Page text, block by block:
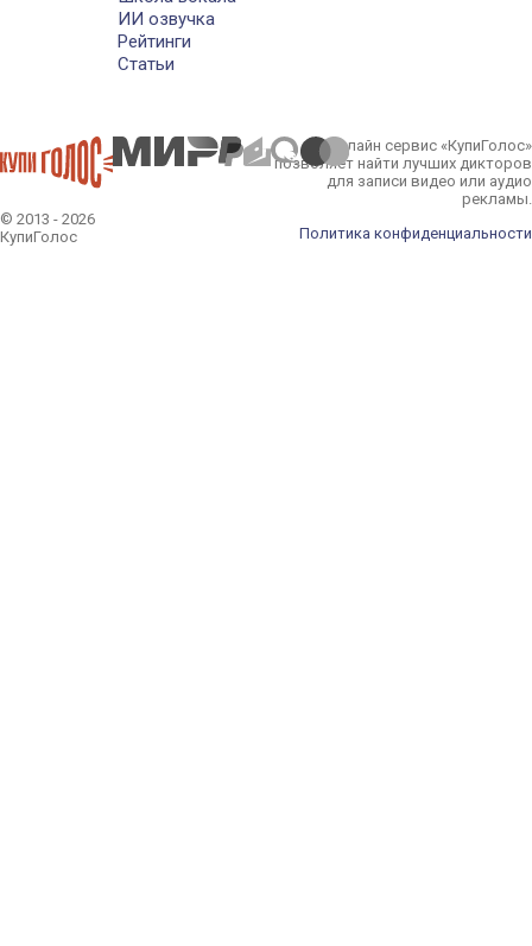
ИИ озвучка
Рейтинги
Статьи
© 2013 - 2026
КупиГолос
Онлайн сервис «КупиГолос»
позволяет найти лучших дикторов
для записи видео или аудио
рекламы.
Политика конфиденциальности